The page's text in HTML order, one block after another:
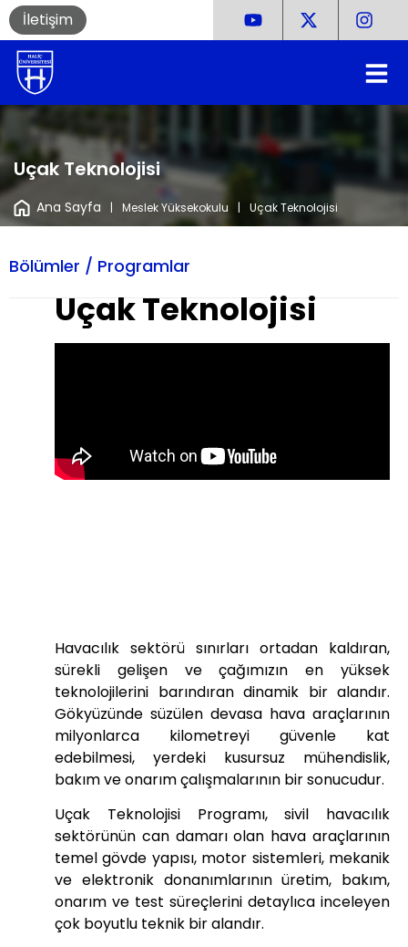
İletişim
Uçak Teknolojisi
Ana Sayfa | Meslek Yüksekokulu | Uçak Teknolojisi
Bölümler / Programlar
Uçak Teknolojisi
Havacılık sektörü sınırları ortadan kaldıran,
sürekli gelişen ve çağımızın en yüksek
teknolojilerini barındıran dinamik bir alandır.
Gökyüzünde süzülen devasa hava araçlarının
milyonlarca kilometreyi güvenle kat
edebilmesi, yerdeki kusursuz mühendislik,
bakım ve onarım çalışmalarının bir sonucudur.
Uçak Teknolojisi Programı, sivil havacılık
sektörünün can damarı olan hava araçlarının
temel gövde yapısı, motor sistemleri, mekanik
ve elektronik donanımlarının üretim, bakım,
onarım ve test süreçlerini detaylıca inceleyen
çok boyutlu teknik bir alandır.